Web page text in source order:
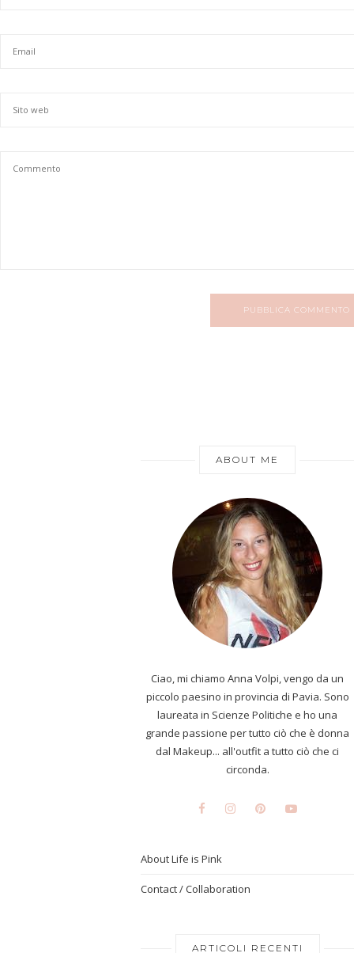
PUBBLICA COMMENTO
ABOUT ME
Ciao, mi chiamo Anna Volpi, vengo da un
piccolo paesino in provincia di Pavia. Sono
laureata in Scienze Politiche e ho una
grande passione per tutto ciò che è donna
dal Makeup... all'outfit a tutto ciò che ci
circonda.
About Life is Pink
Contact / Collaboration
ARTICOLI RECENTI